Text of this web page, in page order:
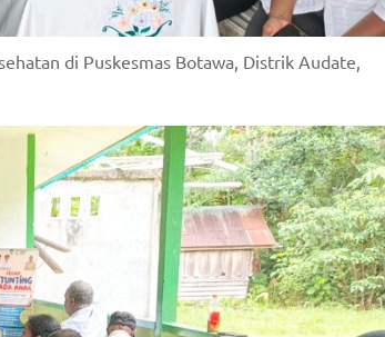
di Puskesmas Botawa, Distrik Audate,